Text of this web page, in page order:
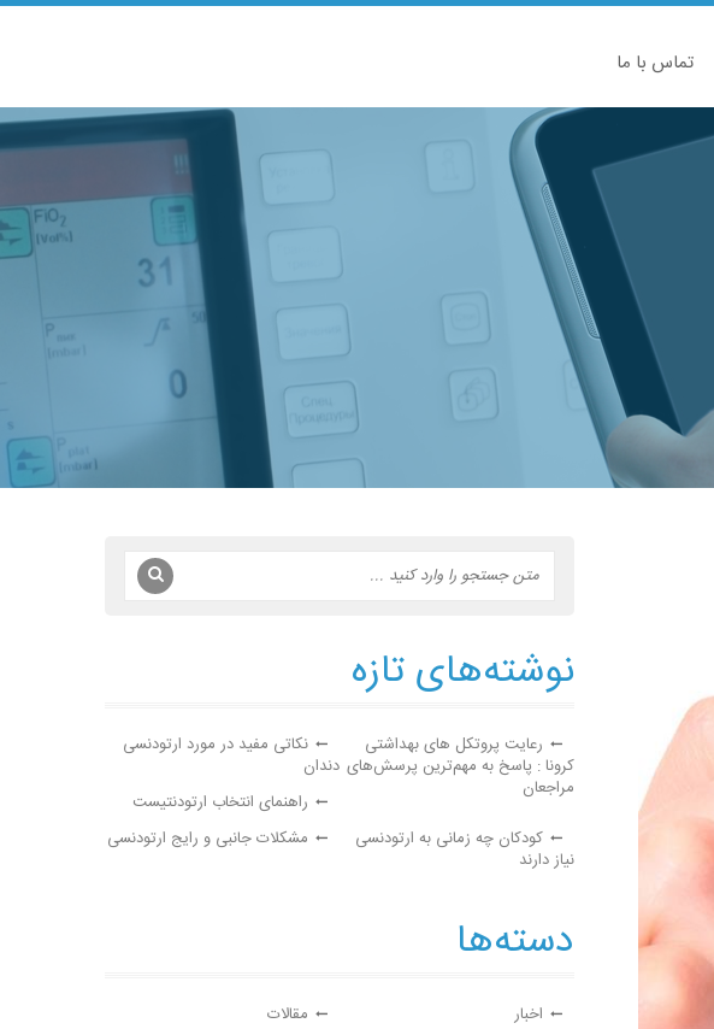
تماس با ما
نوشته‌های تازه
رعایت پروتکل های بهداشتی
کرونا : پاسخ به مهم‌ترین پرسش‌های
مراجعان
نکاتی مفید در مورد ارتودنسی
دندان
راهنمای انتخاب ارتودنتیست
کودکان چه زمانی به ارتودنسی
نیاز دارند
مشکلات جانبی و رایج ارتودنسی
دسته‌ها
اخبار مقالات